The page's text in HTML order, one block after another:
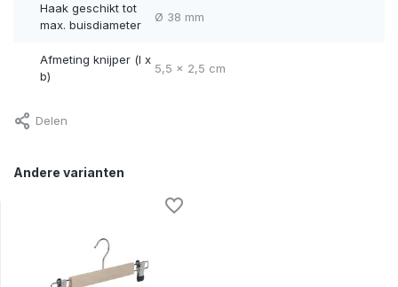
Haak geschikt tot
max. buisdiameter
Ø 38 mm
Afmeting knijper (l x
b)
5,5 x 2,5 cm
Delen
Andere varianten